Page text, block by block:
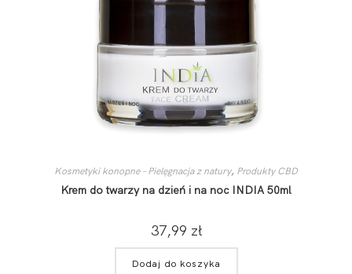
Kosmetyki konopne – Pielęgnacja z natury, Produkty CBD
Krem do twarzy na dzień i na noc INDIA 50ml
37,99 zł
Dodaj do koszyka